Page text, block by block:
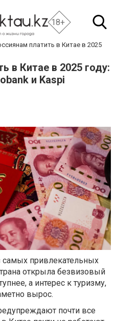
18+
платить в Китае в 2025
в Китае в 2025 году:
и Kaspi
самых привлекательных
открыла безвизовый
а интерес к туризму,
вырос.
почти все